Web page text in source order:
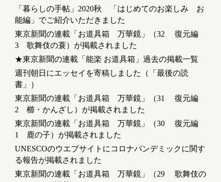
「暮らしの手帖」2020秋 「はじめてのお楽しみ お
能編」でご紹介いただきました
東京新聞の連載「お道具箱 万華鏡」（32 復元編
3 歌舞伎の蓑）が掲載されました
★東京新聞の連載「能楽 お道具箱」過去の掲載一覧
週刊朝日にエッセイを寄稿しました（「最後の読
書」）
東京新聞の連載「お道具箱 万華鏡」（31 復元編
2 櫛・かんざし）が掲載されました
東京新聞の連載「お道具箱 万華鏡」（30 復元編
1 鹿の子）が掲載されました
UNESCOのウエブサイトにコロナパンデミックに関す
る報告が掲載されました
東京新聞の連載「お道具箱 万華鏡」（29 歌舞伎の